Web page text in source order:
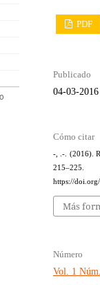
PDF
Publicado
04-03-2016
Cómo citar
-, .-. (2016).
215–225.
https://
Más
Número
Vol. 1